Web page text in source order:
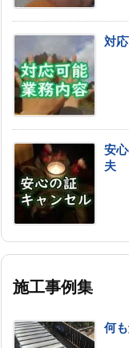
対
安
夫
施工事例集
何